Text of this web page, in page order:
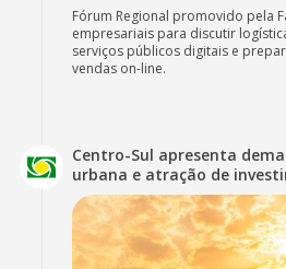
Fórum Regional promovido pela
empresariais para discutir
serviços públicos digitais e
vendas on-line.
Centro-Sul apresenta
urbana e atração de